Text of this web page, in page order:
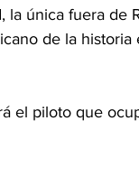
la única fuera de
de la historia
el piloto que